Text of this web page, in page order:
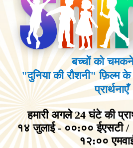
बच्चों को
"दुनिया की रौशनी" फ़िल्म
प्रार्थनाएँ
हमारी अगले 24 घंटे की
१४ जुलाई - ००:०० ईएसटी /
१२:००